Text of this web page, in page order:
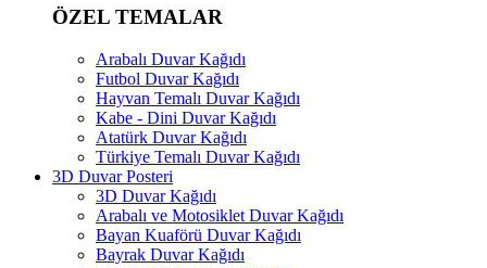
ÖZEL TEMALAR
Arabalı Duvar Kağıdı
Futbol Duvar Kağıdı
Hayvan Temalı Duvar Kağıdı
Kabe - Dini Duvar Kağıdı
Atatürk Duvar Kağıdı
Türkiye Temalı Duvar Kağıdı
3D Duvar Posteri
3D Duvar Kağıdı
Arabalı ve Motosiklet Duvar Kağıdı
Bayan Kuaförü Duvar Kağıdı
Bayrak Duvar Kağıdı